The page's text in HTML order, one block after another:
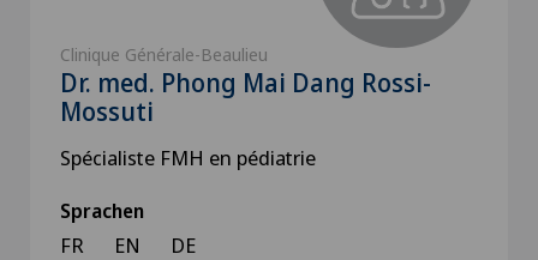
Clinique Générale-Beaulieu
Dr. med. Phong Mai Dang Rossi-
Mossuti
Spécialiste FMH en pédiatrie
Sprachen
FR EN DE